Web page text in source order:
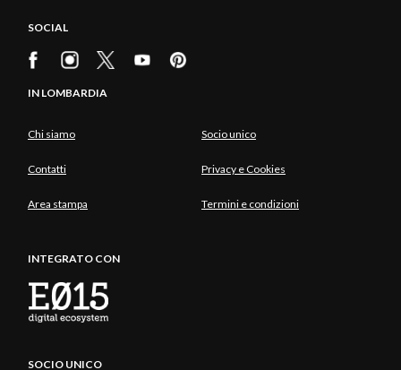
SOCIAL
IN LOMBARDIA
Chi siamo Socio unico
Contatti Privacy e Cookies
Area stampa Termini e condizioni
INTEGRATO CON
SOCIO UNICO